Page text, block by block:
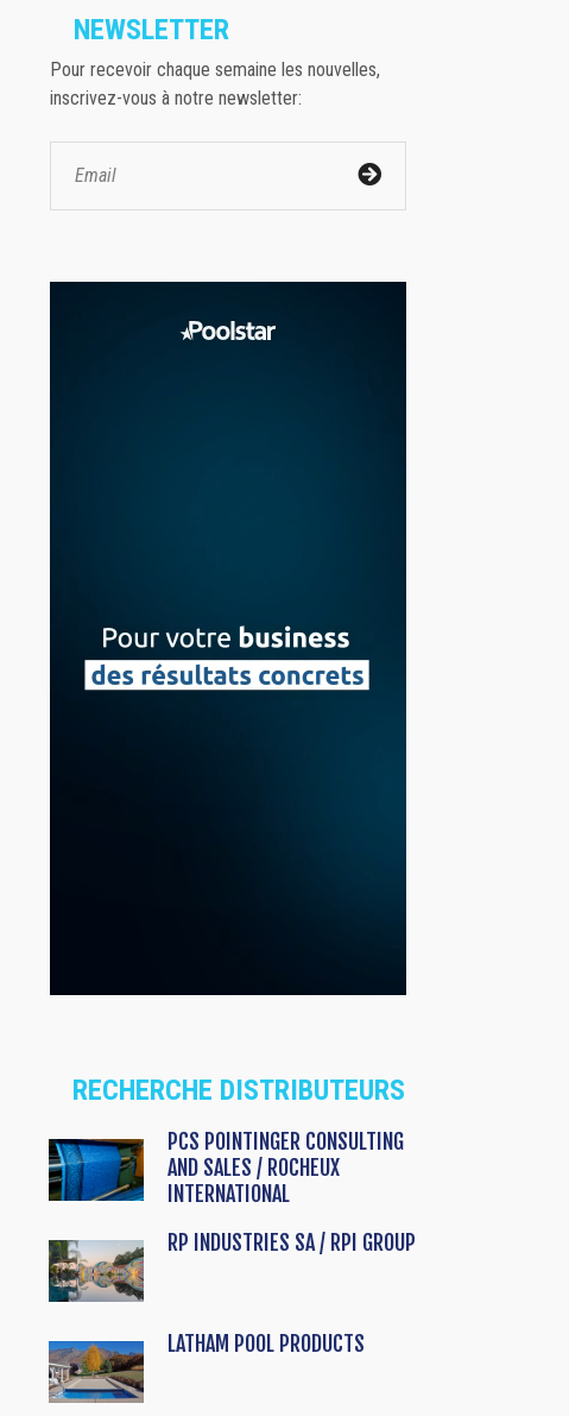
NEWSLETTER
Pour recevoir chaque semaine les nouvelles,
inscrivez-vous à notre newsletter:
RECHERCHE DISTRIBUTEURS
PCS POINTINGER CONSULTING
AND SALES / ROCHEUX
INTERNATIONAL
RP INDUSTRIES SA / RPI GROUP
LATHAM POOL PRODUCTS